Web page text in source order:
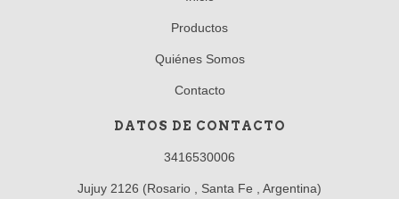
Productos
Quiénes Somos
Contacto
DATOS DE CONTACTO
3416530006
Jujuy 2126 (Rosario , Santa Fe , Argentina)